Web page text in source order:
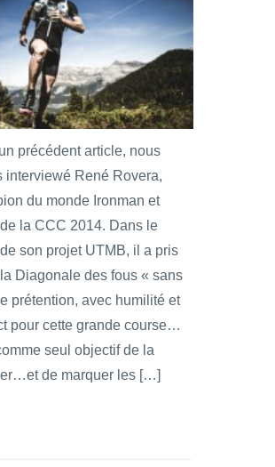
précédent article, nous
interviewé René Rovera,
du monde Ironman et
la CCC 2014. Dans le
son projet UTMB, il a pris
Diagonale des fous « sans
prétention, avec humilité et
pour cette grande course…
seul objectif de la
de marquer les […]